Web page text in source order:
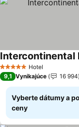
5 Počet hviezdičiek
Hotel
Intercontinental
9,1 Vynikajúce 16 994
Vyberte dátumy a
ceny